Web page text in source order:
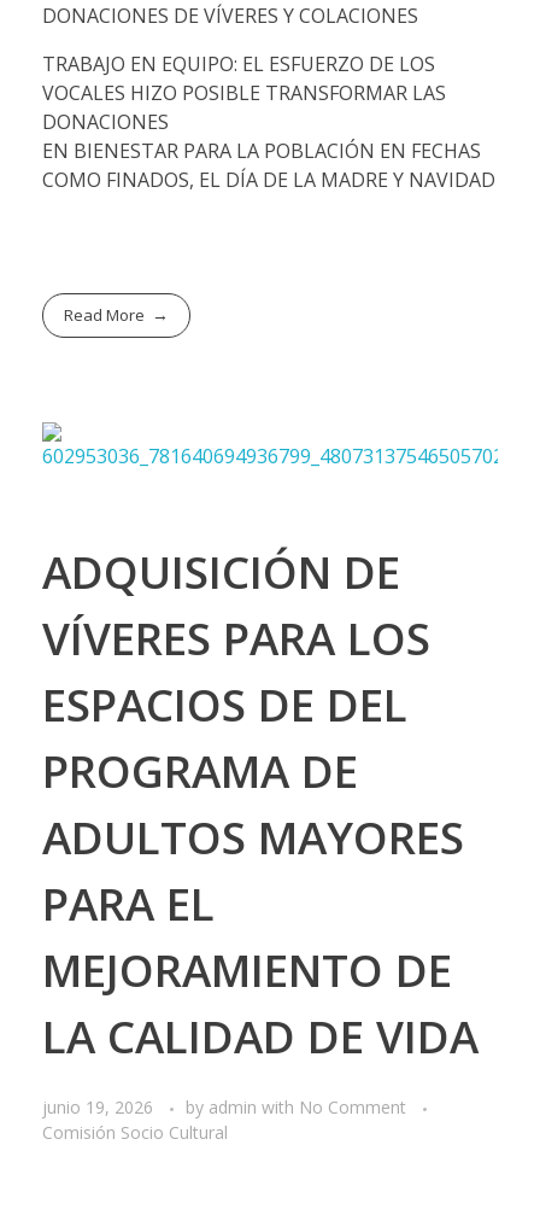
DONACIONES DE VÍVERES Y COLACIONES
TRABAJO EN EQUIPO: EL ESFUERZO DE LOS
VOCALES HIZO POSIBLE TRANSFORMAR LAS
DONACIONES
EN BIENESTAR PARA LA POBLACIÓN EN FECHAS
COMO FINADOS, EL DÍA DE LA MADRE Y NAVIDAD
Read More
ADQUISICIÓN DE
VÍVERES PARA LOS
ESPACIOS DE DEL
PROGRAMA DE
ADULTOS MAYORES
PARA EL
MEJORAMIENTO DE
LA CALIDAD DE VIDA
junio 19, 2026 by admin with No Comment
Comisión Socio Cultural